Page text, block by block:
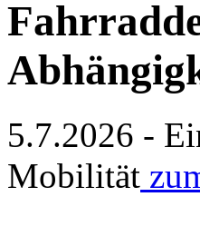
5.7.2026 -
Mobilität